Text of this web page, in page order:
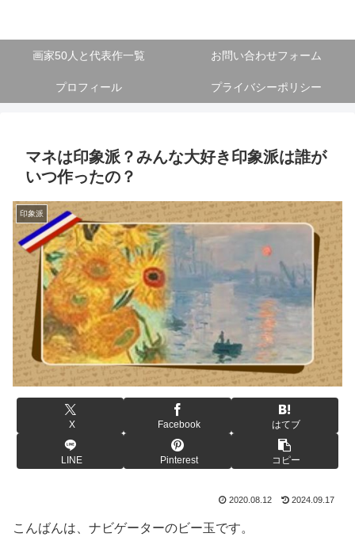
画家50人と代表作一覧 お問い合わせフォーム
プロフィール プライバシーポリシー
マネは印象派？みんな大好き印象派は誰が
いつ作ったの？
印象派
X Facebook はてブ
LINE Pinterest コピー
2020.08.12 2024.09.17
こんばんは、ナビゲーターのビー玉です。